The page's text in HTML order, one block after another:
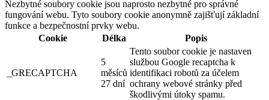
Nezbytné soubory cookie jsou naprosto nezbytné pro správné
fungování webu. Tyto soubory cookie anonymně zajišťují základní
funkce a bezpečnostní prvky webu.
Cookie
Délka Popis
_GRECAPTCHA
5
měsíců
27 dní
Tento soubor cookie je nastaven
službou Google recaptcha k
identifikaci robotů za účelem
ochrany webové stránky před
škodlivými útoky spamu.